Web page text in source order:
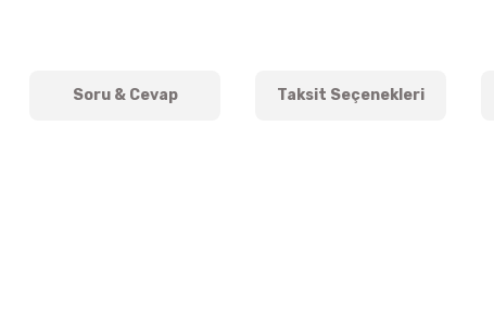
Soru & Cevap Taksit Seçenekleri